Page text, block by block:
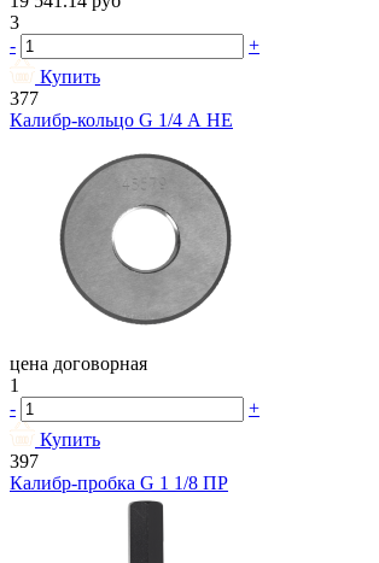
3
-
+
Купить
377
Калибр-кольцо G 1/4 А НЕ
цена договорная
1
-
+
Купить
397
Калибр-пробка G 1 1/8 ПР